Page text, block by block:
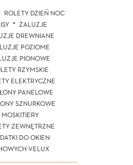
ROLETY DZIEŃ NOC
ŻALUZJE
DREWNIANE
POZIOME
PIONOWE
RZYMSKIE
ELEKTRYCZNE
PANELOWE
SZNURKOWE
MOSKITIERY
ZEWNĘTRZNE
DO OKIEN
VELUX